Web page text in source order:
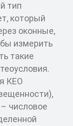
тип
который
оконные,
измерить
такие
КЕО
числовое